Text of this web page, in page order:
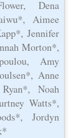
Dena
Aimee
Jennifer
Morton*,
Amy
Anne
Noah
Watts*,
Jordyn